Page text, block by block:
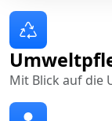
Mit Blick auf die